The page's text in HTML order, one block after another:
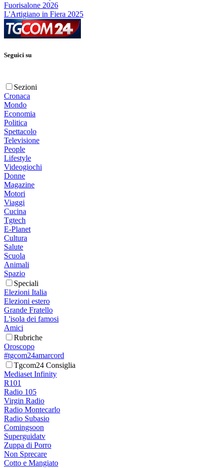
Fuorisalone 2026
L'Artigiano in Fiera 2025
Seguici su
Sezioni
Cronaca
Mondo
Economia
Politica
Spettacolo
Televisione
People
Lifestyle
Videogiochi
Donne
Magazine
Motori
Viaggi
Cucina
Tgtech
E-Planet
Cultura
Salute
Scuola
Animali
Spazio
Speciali
Elezioni Italia
Elezioni estero
Grande Fratello
L'isola dei famosi
Amici
Rubriche
Oroscopo
#tgcom24amarcord
Tgcom24 Consiglia
Mediaset Infinity
R101
Radio 105
Virgin Radio
Radio Montecarlo
Radio Subasio
Comingsoon
Superguidatv
Zuppa di Porro
Non Sprecare
Cotto e Mangiato